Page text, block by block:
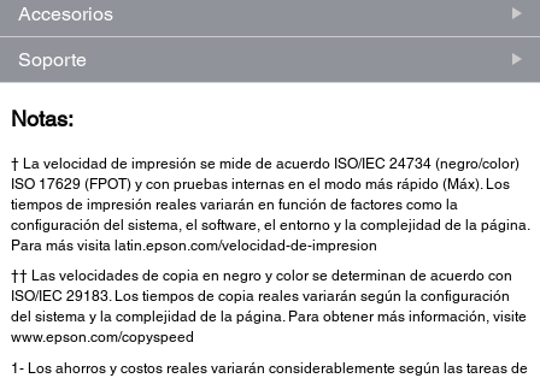
Accesorios
Soporte
Notas:
† La velocidad de impresión se mide de acuerdo ISO/IEC 24734 (negro/color)
ISO 17629 (FPOT) y con pruebas internas en el modo más rápido (Máx). Los
tiempos de impresión reales variarán en función de factores como la
configuración del sistema, el software, el entorno y la complejidad de la página.
Para más visita latin.epson.com/velocidad-de-impresion
†† Las velocidades de copia en negro y color se determinan de acuerdo con
ISO/IEC 29183. Los tiempos de copia reales variarán según la configuración
del sistema y la complejidad de la página. Para obtener más información, visite
www.epson.com/copyspeed
1- Los ahorros y costos reales variarán considerablemente según las tareas de